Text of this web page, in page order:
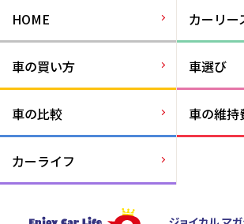
HOME カーリー
車の買い方 車選び
車の比較 車の維持
カーライフ